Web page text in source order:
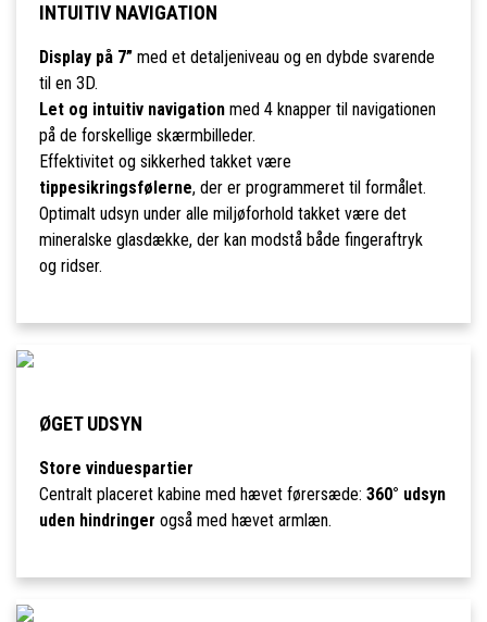
INTUITIV NAVIGATION
Display på 7” med et detaljeniveau og en dybde svarende
til en 3D.
Let og intuitiv navigationmed 4 knapper til navigationen
på de forskellige skærmbilleder.
Effektivitet og sikkerhed takket være
tippesikringsfølerne, der er programmeret til formålet.
Optimalt udsyn under alle miljøforhold takket være det
mineralske glasdække, der kan modstå både fingeraftryk
og ridser.
ØGET UDSYN
Store vinduespartier
Centralt placeret kabine med hævet førersæde: 360° udsyn
uden hindringer også med hævet armlæn.